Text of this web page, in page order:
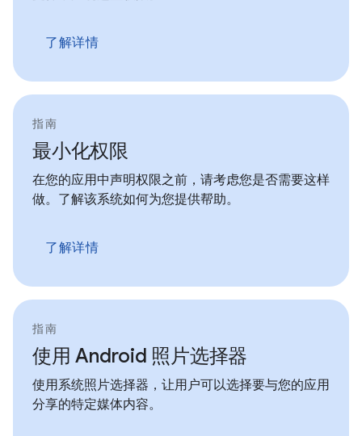
了解详情
指南
最小化权限
在您的应用中声明权限之前，请考虑您是否需要这样
做。了解该系统如何为您提供帮助。
了解详情
指南
使用 Android 照片选择器
使用系统照片选择器，让用户可以选择要与您的应用
分享的特定媒体内容。